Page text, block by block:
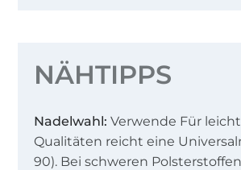
NÄHTIPPS
Nadelwahl: Verwende Für
Qualitäten reicht eine
90). Bei schweren